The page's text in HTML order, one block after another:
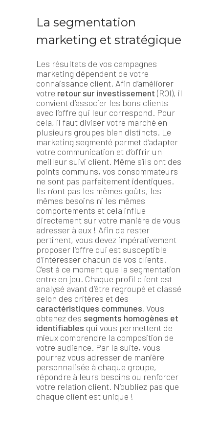
La segmentation
marketing et stratégique
Les résultats de vos campagnes
marketing dépendent de votre
connaissance client. Afin d’améliorer
votre retour sur investissement (ROI), il
convient d’associer les bons clients
avec l’offre qui leur correspond. Pour
cela, il faut diviser votre marché en
plusieurs groupes bien distincts. Le
marketing segmenté permet d’adapter
votre communication et d’offrir un
meilleur suivi client. Même s’ils ont des
points communs, vos consommateurs
ne sont pas parfaitement identiques.
Ils n’ont pas les mêmes goûts, les
mêmes besoins ni les mêmes
comportements et cela influe
directement sur votre manière de vous
adresser à eux ! Afin de rester
pertinent, vous devez impérativement
proposer l’offre qui est susceptible
d’intéresser chacun de vos clients.
C’est à ce moment que la segmentation
entre en jeu. Chaque profil client est
analysé avant d’être regroupé et classé
selon des critères et des
caractéristiques communes. Vous
obtenez des segments homogènes et
identifiables qui vous permettent de
mieux comprendre la composition de
votre audience. Par la suite, vous
pourrez vous adresser de manière
personnalisée à chaque groupe,
répondre à leurs besoins ou renforcer
votre relation client. N’oubliez pas que
chaque client est unique !